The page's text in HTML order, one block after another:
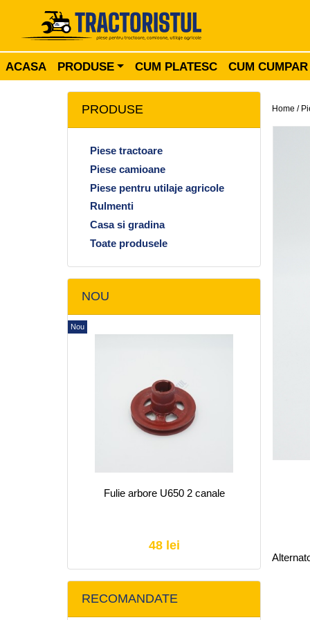
ACASA PRODUSE CUM PLATESC CUM CUMPAR
PRODUSE
Piese tractoare
Piese camioane
Piese pentru utilaje agricole
Rulmenti
Casa si gradina
Toate produsele
NOU
Nou
Fulie arbore U650 2 canale
48 lei
RECOMANDATE
Home /